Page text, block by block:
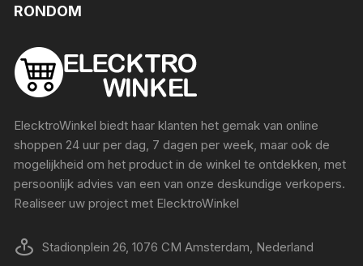
RONDOM
ElecktroWinkel biedt haar klanten het gemak van online
shoppen 24 uur per dag, 7 dagen per week, maar ook de
mogelijkheid om het product in de winkel te ontdekken, met
persoonlijk advies van een van onze deskundige verkopers.
Realiseer uw project met ElecktroWinkel
Stadionplein 26, 1076 CM Amsterdam, Nederland